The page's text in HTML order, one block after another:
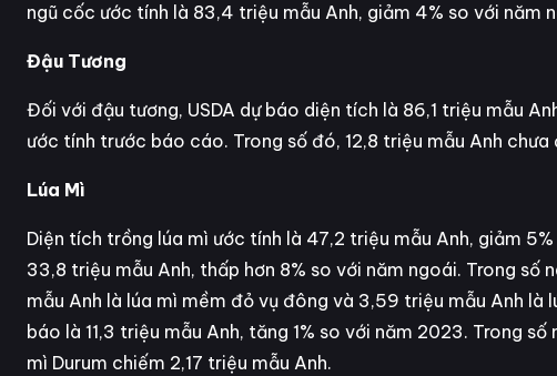
ngũ cốc ước tính là 83,4 triệu mẫu Anh, giảm 4% so với năm
Đậu Tương
Đối với đậu tương, USDA dự báo diện tích là 86,1 triệu mẫu
ước tính trước báo cáo. Trong số đó, 12,8 triệu mẫu Anh chưa
Lúa Mì
Diện tích trồng lúa mì ước tính là 47,2 triệu mẫu Anh, giảm
33,8 triệu mẫu Anh, thấp hơn 8% so với năm ngoái. Trong số
mẫu Anh là lúa mì mềm đỏ vụ đông và 3,59 triệu mẫu Anh
báo là 11,3 triệu mẫu Anh, tăng 1% so với năm 2023. Trong
mì Durum chiếm 2,17 triệu mẫu Anh.